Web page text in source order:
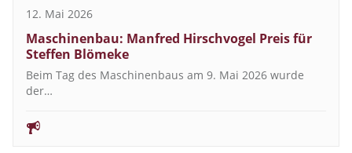
12. Mai 2026
Maschinenbau: Manfred Hirschvogel Preis für
Steffen Blömeke
Beim Tag des Maschinenbaus am 9. Mai 2026 wurde
der…